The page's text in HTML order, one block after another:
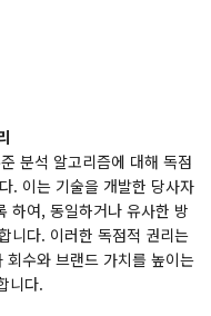
분석 알고리즘에 대해 독점
. 이는 기술을 개발한 당사자
하여, 동일하거나 유사한 방
니다. 이러한 독점적 권리는
수와 브랜드 가치를 높이는
니다.